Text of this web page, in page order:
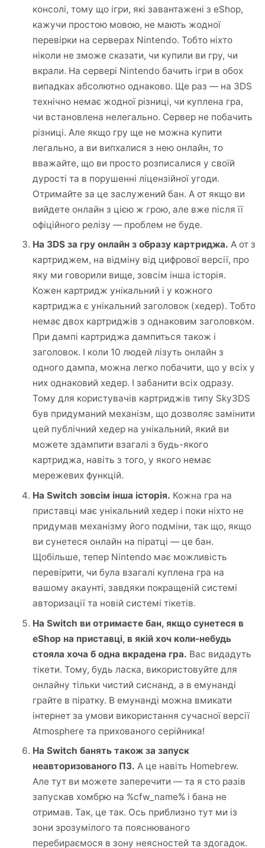
консолі, тому що ігри, які завантажені з eShop,
кажучи простою мовою, не мають жодної
перевірки на серверах Nintendo. Тобто ніхто
ніколи не зможе сказати, чи купили ви гру, чи
вкрали. На сервері Nintendo бачить ігри в обох
випадках абсолютно однаково. Ще раз — на 3DS
технічно немає жодної різниці, чи куплена гра,
чи встановлена нелегально. Сервер не побачить
різниці. Але якщо гру ще не можна купити
легально, а ви випхалися з нею онлайн, то
вважайте, що ви просто розписалися у своїй
дурості та в порушенні ліцензійної угоди.
Отримайте за це заслужений бан. А от якщо ви
вийдете онлайн з цією ж грою, але вже після її
офіційного релізу — проблем не буде.
На 3DS за гру онлайн з образу картриджа. А от з
картриджем, на відміну від цифрової версії, про
яку ми говорили вище, зовсім інша історія.
Кожен картридж унікальний і у кожного
картриджа є унікальний заголовок (хедер). Тобто
немає двох картриджів з однаковим заголовком.
При дампі картриджа дампиться також і
заголовок. І коли 10 людей лізуть онлайн з
одного дампа, можна легко побачити, що у всіх у
них однаковий хедер. І забанити всіх одразу.
Тому для користувачів картриджів типу Sky3DS
був придуманий механізм, що дозволяє замінити
цей публічний хедер на унікальний, який ви
можете здампити взагалі з будь-якого
картриджа, навіть з того, у якого немає
мережевих функцій.
На Switch зовсім інша історія. Кожна гра на
приставці має унікальний хедер і поки ніхто не
придумав механізму його подміни, так що, якщо
ви сунетеся онлайн на піратці — це бан.
Щобільше, тепер Nintendo має можливість
перевірити, чи була взагалі куплена гра на
вашому акаунті, завдяки покращеній системі
авторизації та новій системі тікетів.
На Switch ви отримаєте бан, якщо сунетеся в
eShop на приставці, в якій хоч коли-небудь
стояла хоча б одна вкрадена гра. Вас видадуть
тікети. Тому, будь ласка, використовуйте для
онлайну тільки чистий сиснанд, а в емунанді
грайте в піратку. В емунанді можна вмикати
інтернет за умови використання сучасної версії
Atmosphere та прихованого серійника!
На Switch банять також за запуск
неавторизованого ПЗ. А це навіть Homebrew.
Але тут ви можете заперечити — та я сто разів
запускав хомбрю на %cfw_name% і бана не
отримав. Так, це так. Ось приблизно тут ми із
зони зрозумілого та пояснюваного
перебираємося в зону неясностей та здогадок.